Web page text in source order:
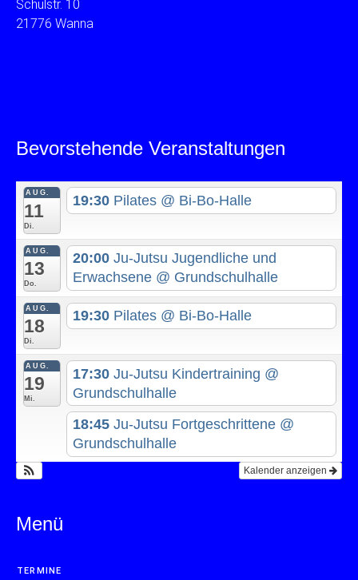
Schulstr. 10
21776 Wanna
Bevorstehende Veranstaltungen
AUG.
11
Di.
19:30 Pilates @ Bi-Bo-Halle
AUG.
13
Do.
20:00 Ju-Jutsu Jugendliche und
Erwachsene @ Grundschulhalle
AUG.
18
Di.
19:30 Pilates @ Bi-Bo-Halle
AUG.
19
Mi.
17:30 Ju-Jutsu Kindertraining @
Grundschulhalle
18:45 Ju-Jutsu Fortgeschrittene @
Grundschulhalle
Kalender anzeigen
Menü
TERMINE